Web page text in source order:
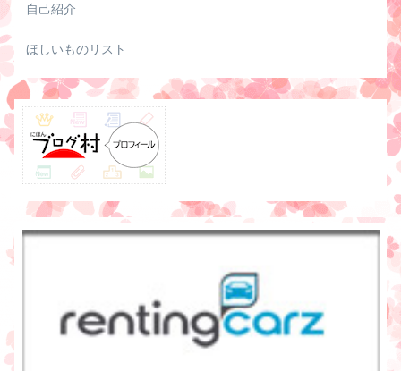
自己紹介
ほしいものリスト